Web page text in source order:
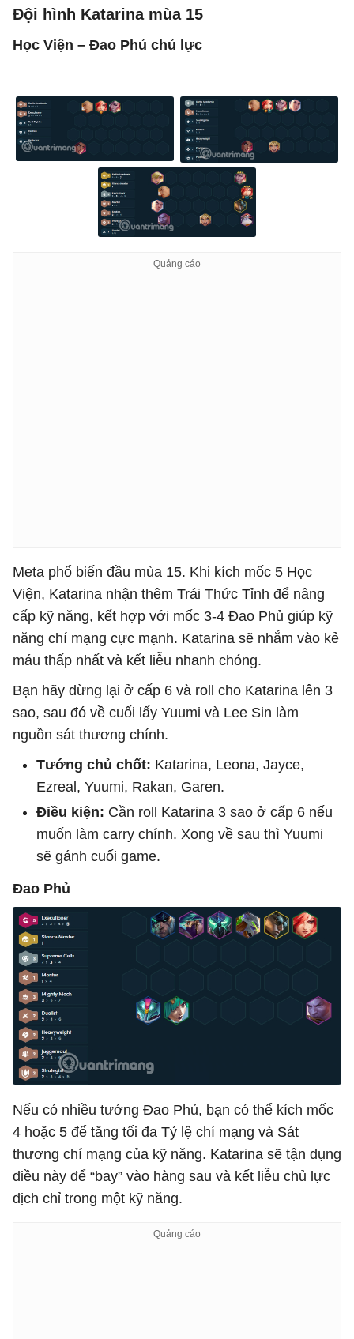
Đội hình Katarina mùa 15
Học Viện – Đao Phủ chủ lực
Meta phổ biến đầu mùa 15. Khi kích mốc 5 Học
Viện, Katarina nhận thêm Trái Thức Tỉnh để nâng
cấp kỹ năng, kết hợp với mốc 3-4 Đao Phủ giúp kỹ
năng chí mạng cực mạnh. Katarina sẽ nhắm vào kẻ
máu thấp nhất và kết liễu nhanh chóng.
Bạn hãy dừng lại ở cấp 6 và roll cho Katarina lên 3
sao, sau đó về cuối lấy Yuumi và Lee Sin làm
nguồn sát thương chính.
Tướng chủ chốt: Katarina, Leona, Jayce,
Ezreal, Yuumi, Rakan, Garen.
Điều kiện: Cần roll Katarina 3 sao ở cấp 6 nếu
muốn làm carry chính. Xong về sau thì Yuumi
sẽ gánh cuối game.
Đao Phủ
Nếu có nhiều tướng Đao Phủ, bạn có thể kích mốc
4 hoặc 5 để tăng tối đa Tỷ lệ chí mạng và Sát
thương chí mạng của kỹ năng. Katarina sẽ tận dụng
điều này để “bay” vào hàng sau và kết liễu chủ lực
địch chỉ trong một kỹ năng.